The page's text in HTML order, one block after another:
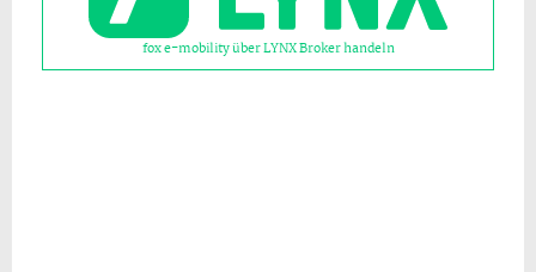
fox e-mobility über LYNX Broker handeln